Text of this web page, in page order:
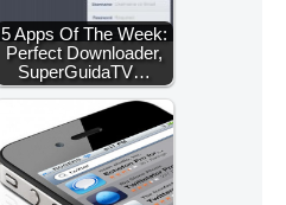
5 Apps Of The Week:
Perfect Downloader,
SuperGuidaTV…